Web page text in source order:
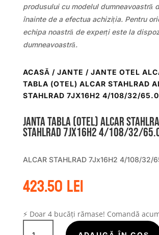
produsului cu modelul dumneavoastră
înainte de a efectua achiziția. Pentru
echipa noastră de experți este la
dumneavoastră.
ACASĂ / JANTE / JANTE OTEL
TABLA (OTEL) ALCAR STAHLRAD
STAHLRAD 7JX16H2 4/108/32/65.0
Janta tabla (otel) ALCAR
STAHLRAD 7Jx16H2 4/108/32/
ALCAR STAHLRAD 7Jx16H2 4/108/32/
423.50lei
⚡ Doar 4 bucăți rămase! Comandă
Cantitate